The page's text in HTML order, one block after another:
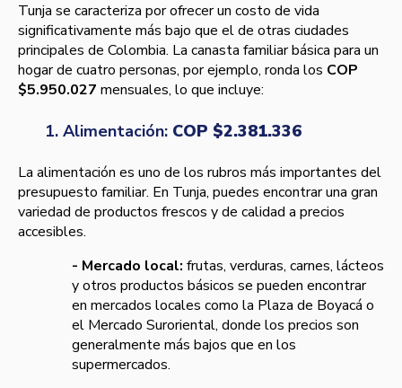
Tunja se caracteriza por ofrecer un costo de vida
significativamente más bajo que el de otras ciudades
principales de Colombia. La canasta familiar básica para un
hogar de cuatro personas, por ejemplo, ronda los COP
$5.950.027 mensuales, lo que incluye:
1. Alimentación: COP $2.381.336
La alimentación es uno de los rubros más importantes del
presupuesto familiar. En Tunja, puedes encontrar una gran
variedad de productos frescos y de calidad a precios
accesibles.
- Mercado local: frutas, verduras, carnes, lácteos
y otros productos básicos se pueden encontrar
en mercados locales como la Plaza de Boyacá o
el Mercado Suroriental, donde los precios son
generalmente más bajos que en los
supermercados.